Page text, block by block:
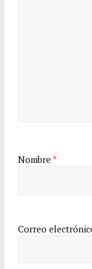
Nombre *
Correo